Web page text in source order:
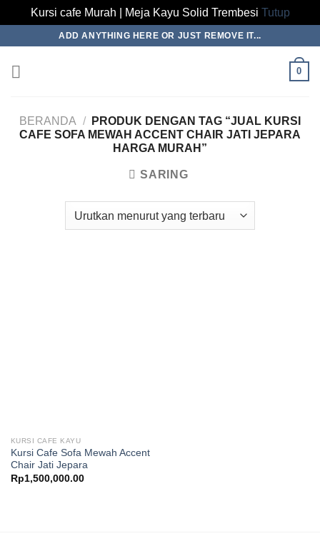
Kursi cafe Murah | Meja Kayu Solid Trembesi Tutup
content
ADD ANYTHING HERE OR JUST REMOVE IT...
0
BERANDA /
PRODUK DENGAN TAG “JUAL KURSI
CAFE SOFA MEWAH ACCENT CHAIR JATI JEPARA
HARGA MURAH”
SARING
KURSI CAFE KAYU
Kursi Cafe Sofa Mewah Accent
Chair Jati Jepara
Rp1,500,000.00